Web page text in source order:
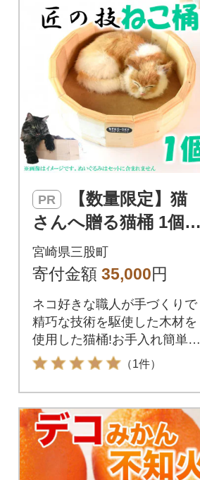
PR
さんへ贈る猫桶 1個
【MI102】
宮崎県三股町
寄付金額 35,000円
ネコ好きな職人が手づくりで
精巧な技術を駆使した木材を
使用した猫桶!お手入れ簡単、
飼い主さんにも嬉しい
（1件）